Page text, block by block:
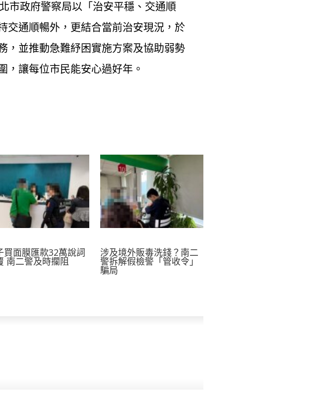
市政府警察局以「治安平穩、交通順
交通順暢外，更結合當前治安現況，於
，並推動急難紓困實施方案及協助弱勢
，讓每位市民能安心過好年。
買面膜匯款32萬說詞
南二警及時攔阻
涉及境外販毒洗錢？南二
警拆解假檢警「管收令」
騙局